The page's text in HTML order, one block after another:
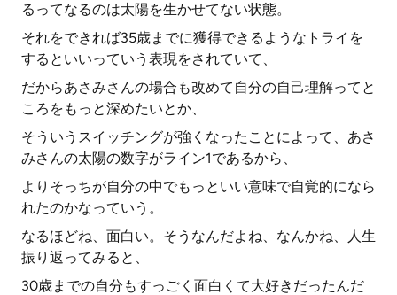
るってなるのは太陽を生かせてない状態。
それをできれば35歳までに獲得できるようなトライを
するといいっていう表現をされていて、
だからあさみさんの場合も改めて自分の自己理解ってと
ころをもっと深めたいとか、
そういうスイッチングが強くなったことによって、あさ
みさんの太陽の数字がライン1であるから、
よりそっちが自分の中でもっといい意味で自覚的になら
れたのかなっていう。
なるほどね、面白い。そうなんだよね、なんかね、人生
振り返ってみると、
30歳までの自分もすっごく面白くて大好きだったんだ